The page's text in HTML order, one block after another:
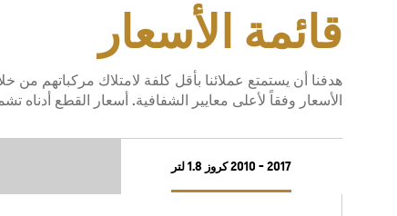
قائمة الأسعار
هدفنا أن يستمتع عملائنا بأقل كلفة لامتلاك مركباتهم من
الأسعار وفقاً لأعلى معايير الشفافية. أسعار القطع أدناه
2017 - 2010 كروز 1.8 لتر